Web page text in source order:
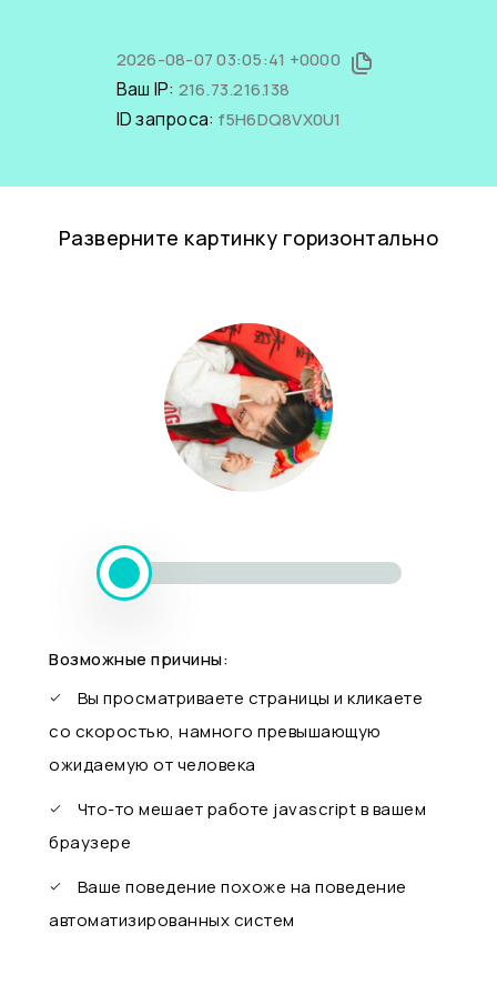
2026-08-07 03:05:41 +0000
Ваш IP: 216.73.216.138
ID запроса: f5H6DQ8VX0U1
Разверните картинку горизонтально
Возможные причины:
Вы просматриваете страницы и кликаете
со скоростью, намного превышающую
ожидаемую от человека
Что-то мешает работе javascript в вашем
браузере
Ваше поведение похоже на поведение
автоматизированных систем